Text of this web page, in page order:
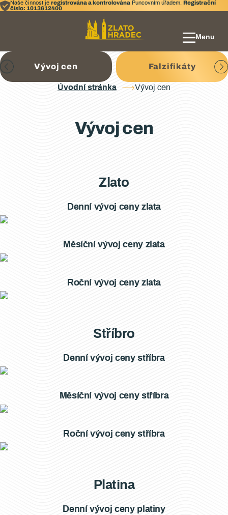
Naše činnost je registrována a kontrolována Puncovním úřadem. Registrační
číslo: 1013612400
Menu
Vývoj cen Falzifikáty
Úvodní stránka Vývoj cen
Vývoj cen
Zlato
Denní vývoj ceny zlata
Měsíční vývoj ceny zlata
Roční vývoj ceny zlata
Stříbro
Denní vývoj ceny stříbra
Měsíční vývoj ceny stříbra
Roční vývoj ceny stříbra
Platina
Denní vývoj ceny platiny